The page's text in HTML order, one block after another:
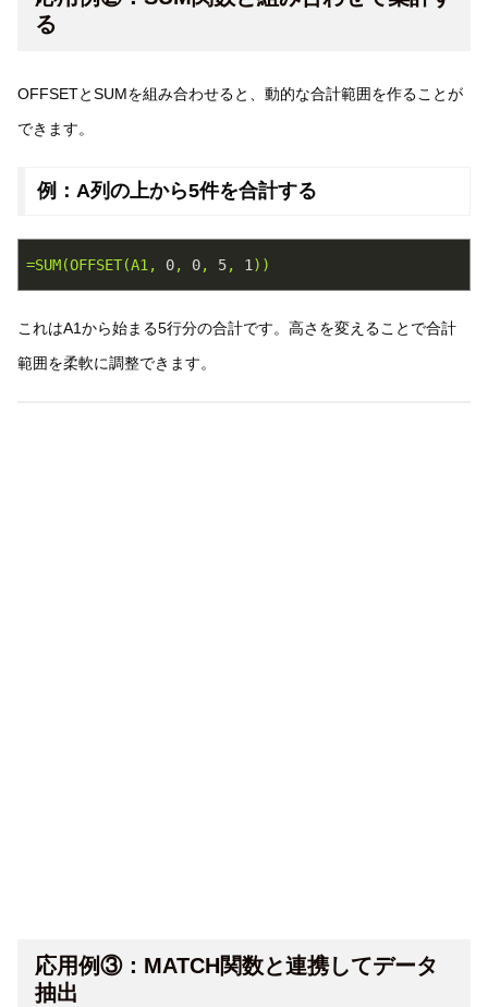
る
OFFSETとSUMを組み合わせると、動的な合計範囲を作ることが
できます。
例：A列の上から5件を合計する
=SUM(OFFSET(A1, 0, 0, 5, 1))
これはA1から始まる5行分の合計です。 高さ を変えることで合計
範囲を柔軟に調整できます。
応用例③：MATCH関数と連携してデータ
抽出